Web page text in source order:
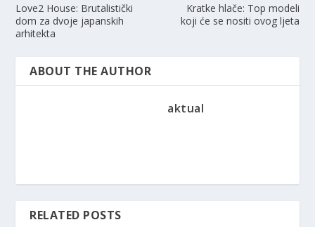
Love2 House: Brutalistički
dom za dvoje japanskih
arhitekta
Kratke hlače: Top modeli
koji će se nositi ovog ljeta
ABOUT THE AUTHOR
aktual
RELATED POSTS